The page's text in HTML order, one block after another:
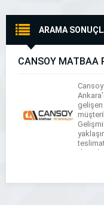
ARAMA
CANSOY MATBAA
gelişen
destek